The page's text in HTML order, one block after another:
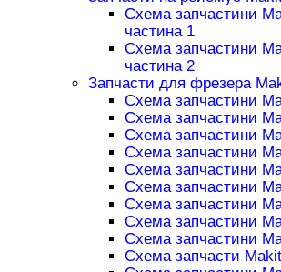
Схема запчастини
частина 1
Схема запчастини
частина 2
Запчасти для фрезера
Схема запчастини
Схема запчастини
Схема запчастини
Схема запчастини
Схема запчастини
Схема запчастини
Схема запчастини
Схема запчастини
Схема запчастини
Схема запчасти